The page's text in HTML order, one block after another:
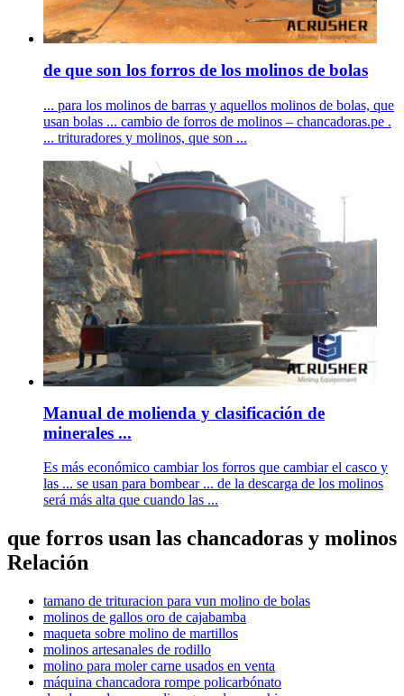
de que son los forros de los molinos de bolas
... para los molinos de barras y aquellos molinos de bolas, que
usan bolas ... cambio de forros de molinos – chancadoras.pe .
... trituradores y molinos, que son ...
Manual de molienda y clasificación de
minerales ...
Es más económico cambiar los forros que cambiar el casco y
las ... se usan para bombear ... de la descarga de los molinos
será más alta que cuando las ...
que forros usan las chancadoras y molinos
Relación
tamano de trituracion para vun molino de bolas
molinos de gallos oro de cajabamba
maqueta sobre molino de martillos
molinos artesanales de rodillo
molino para moler carne usados en venta
máquina chancadora rompe policarbónato